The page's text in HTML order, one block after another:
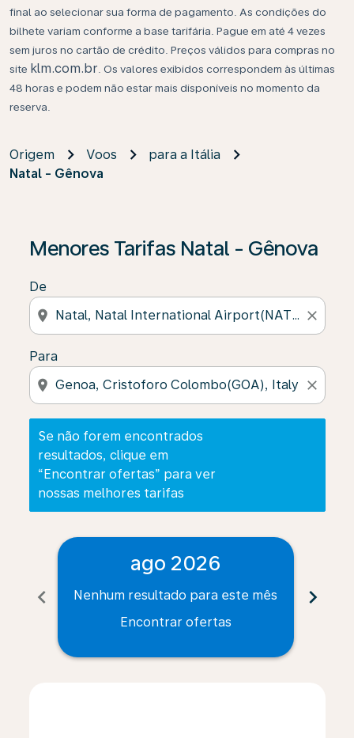
final ao selecionar sua forma de pagamento. As condições do
bilhete variam conforme a base tarifária. Pague em até 4 vezes
sem juros no cartão de crédito. Preços válidos para compras no
site klm.com.br . Os valores exibidos correspondem às últimas
48 horas e podem não estar mais disponíveis no momento da
reserva.
Origem Voos
para a Itália
Natal - Gênova
Menores Tarifas Natal - Gênova
De
location_on close
Para
location_on close
Se não forem encontrados
resultados, clique em
“Encontrar ofertas” para ver
nossas melhores tarifas
Se não forem encontrados resultados, clique em
chevron_left
ago 2026
Nenhum resultado para este mês
Encontrar ofertas
chevron_right